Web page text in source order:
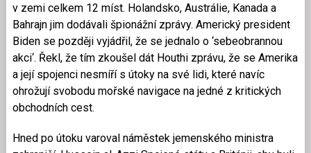
v zemi celkem 12 míst. Holandsko, Austrálie, Kanada a
Bahrajn jim dodávali špionážní zprávy. Americký president
Biden se později vyjádřil, že se jednalo o ‘sebeobrannou
akci‘. Řekl, že tím zkoušel dát Houthi zprávu, že se Amerika
a její spojenci nesmíří s útoky na své lidi, které navíc
ohrožují svobodu mořské navigace na jedné z kritických
obchodních cest.
Hned po útoku varoval náměstek jemenského ministra